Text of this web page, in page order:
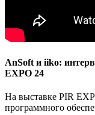
AnSoft и iiko:
EXPO 24
На выставке PIR
программного